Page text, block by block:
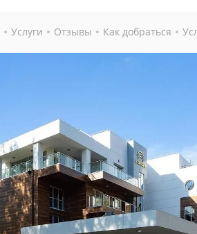
Услуги Отзывы Как добраться